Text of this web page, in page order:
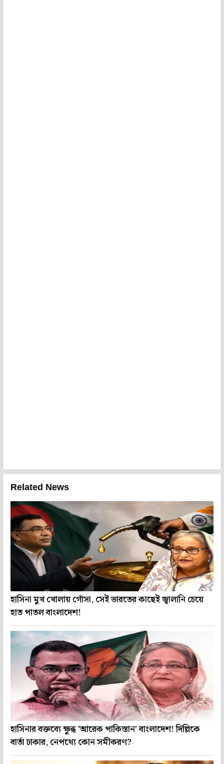
Related News
হাসিনা মুখ খোলায় গোঁসা, সেই ভারতের কাছেই জ্বালানি চেয়ে
হাত পাতল বাংলাদেশ!
হাসিনার বক্তব্যে ক্ষুব্ধ 'আরেক পাকিস্তান' বাংলাদেশ! দিল্লিকে
বার্তা ঢাকার, নেপথ্যে কোন সমীকরণ?